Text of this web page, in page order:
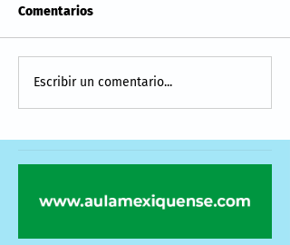
Comentarios
Escribir un comentario...